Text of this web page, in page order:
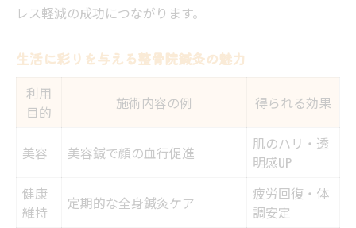
レス軽減の成功につながります。
生活に彩りを与える整骨院鍼灸の魅力
利用
目的
施術内容の例 得られる効果
美容 美容鍼で顔の血行促進
肌のハリ・透
明感UP
健康
維持
定期的な全身鍼灸ケア
疲労回復・体
調安定